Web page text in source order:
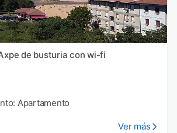
de busturia con wi-fi
Apartamento
Ver más